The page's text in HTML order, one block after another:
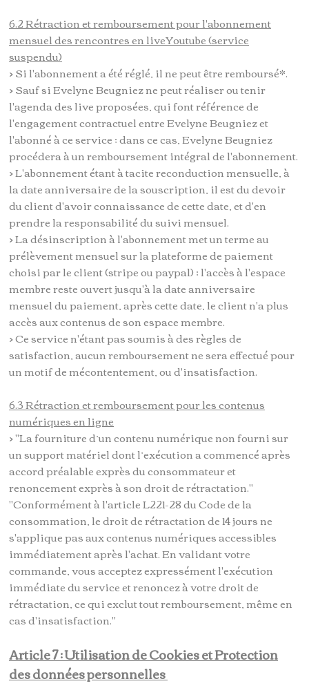
6.2 Rétraction et remboursement pour l'abonnement
mensuel des rencontres en liveYoutube (service
suspendu)
> Si l'abonnement a été réglé, il ne peut être remboursé*.
> Sauf si Evelyne Beugniez ne peut réaliser ou tenir
l'agenda des live proposées, qui font référence de
l'engagement contractuel entre Evelyne Beugniez et
l'abonné à ce service ; dans ce cas, Evelyne Beugniez
procédera à un remboursement intégral de l'abonnement.
> L'abonnement étant à tacite reconduction mensuelle, à
la date anniversaire de la souscription, il est du devoir
du client d'avoir connaissance de cette date, et d'en
prendre la responsabilité du suivi mensuel.
> La désinscription à l'abonnement met un terme au
prélèvement mensuel sur la plateforme de paiement
choisi par le client (stripe ou paypal) ; l'accès à l'espace
membre reste ouvert jusqu'à la date anniversaire
mensuel du paiement, après cette date, le client n'a plus
accès aux contenus de son espace membre.
> Ce service n'étant pas soumis à des règles de
satisfaction, aucun remboursement ne sera effectué pour
un motif de mécontentement, ou d'insatisfaction.
6.3 Rétraction et remboursement pour les contenus
numériques en ligne
> "La fourniture d’un contenu numérique non fourni sur
un support matériel dont l’exécution a commencé après
accord préalable exprès du consommateur et
renoncement exprès à son droit de rétractation."
"Conformément à l'article L221-28 du Code de la
consommation, le droit de rétractation de 14 jours ne
s'applique pas aux contenus numériques accessibles
immédiatement après l'achat. En validant votre
commande, vous acceptez expressément l'exécution
immédiate du service et renoncez à votre droit de
rétractation, ce qui exclut tout remboursement, même en
cas d'insatisfaction."
Article 7 : Utilisation de Cookies et Protection
des données personnelles